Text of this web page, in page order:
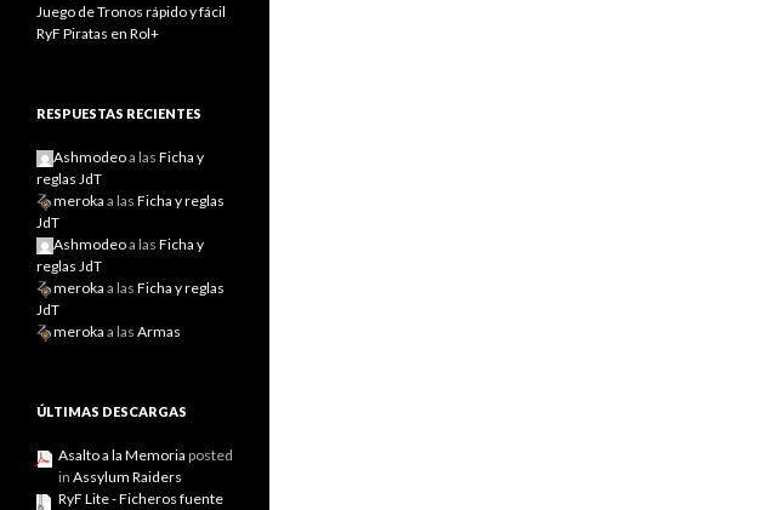
Juego de Tronos rápido y fácil
RyF Piratas en Rol+
RESPUESTAS RECIENTES
Ashmodeoa las Ficha y
reglas JdT
meroka a las Ficha y reglas
JdT
Ashmodeoa las Ficha y
reglas JdT
meroka a las Ficha y reglas
JdT
meroka a las Armas
ÚLTIMAS DESCARGAS
Asalto a la Memoria posted
in Assylum Raiders
RyF Lite - Ficheros fuente